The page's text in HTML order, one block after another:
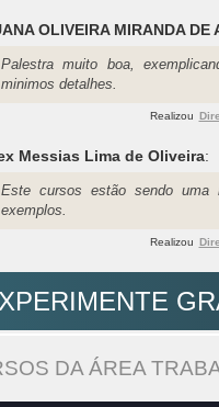
OLIVEIRA MIRANDA DE
Palestra muito boa,
minimos detalhes.
Realizou
Messias Lima de Oliveira:
Este cursos estão sendo uma
exemplos.
Realizou
DA ÁREA